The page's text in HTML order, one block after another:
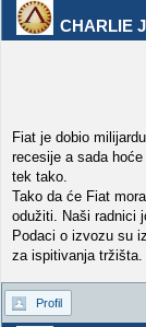
CHARLIE
Fiat je dobio
recesije a sada
tek tako.
Tako da će Fiat
odužiti. Naši radnici
Podaci o izvozu su
za ispitivanja tržišta.
Profil